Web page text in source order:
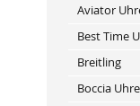
Aviator
Best Time
Breitling
Boccia